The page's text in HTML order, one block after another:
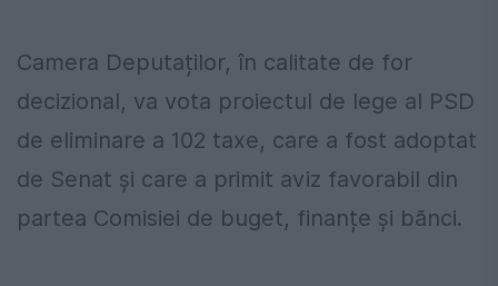
Camera Deputaților, în calitate de for
decizional, va vota proiectul de lege al PSD
de eliminare a 102 taxe, care a fost adoptat
de Senat și care a primit aviz favorabil din
partea Comisiei de buget, finanțe și bănci.